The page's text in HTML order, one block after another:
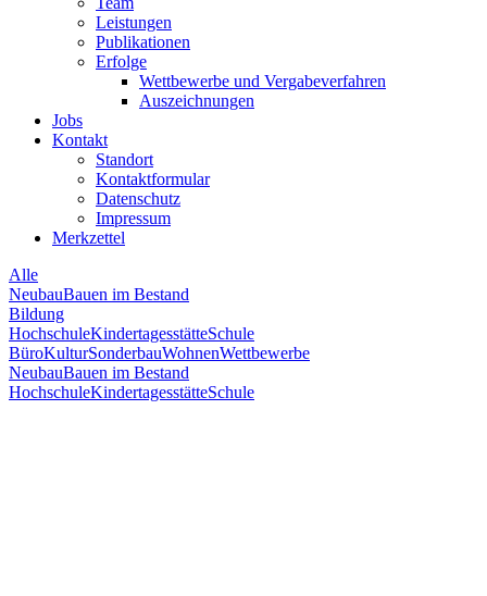
Leistungen
Publikationen
Erfolge
Wettbewerbe und Vergabeverfahren
Auszeichnungen
Jobs
Kontakt
Standort
Kontaktformular
Datenschutz
Impressum
Merkzettel
Alle
NeubauBauen im Bestand
Bildung
HochschuleKindertagesstätteSchule
BüroKulturSonderbauWohnenWettbewerbe
NeubauBauen im Bestand
HochschuleKindertagesstätteSchule